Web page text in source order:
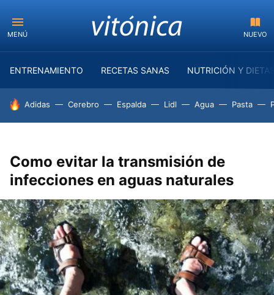
MENÚ NUEVO
ENTRENAMIENTO RECETAS SANAS NUTRICIÓN Y
HOY SE HABLA DE
Adidas Cerebro Espalda Lidl Agua Pasta
Como evitar la transmisión de
infecciones en aguas naturales